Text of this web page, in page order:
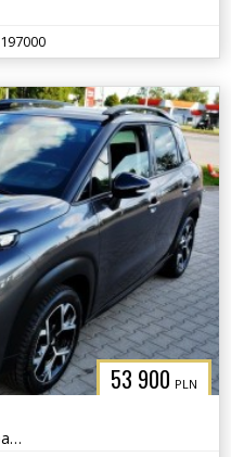
197000
53 900 PLN
Polski Salon, 1 właściciel, Bezwypadkowy